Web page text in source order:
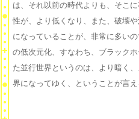
は、それ以前の時代よりも、そこ
性が、より低くなり、また、破壊
になっていることが、非常に多い
の低次元化、すなわち、ブラック
た並行世界というのは、より暗く
界になってゆく、ということが言え